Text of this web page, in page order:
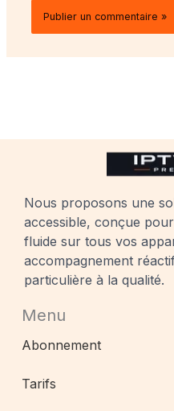
Nous proposons une
accessible, conçue
fluide sur tous vos
accompagnement
particulière à la qualité.
Menu
Abonnement
Tarifs